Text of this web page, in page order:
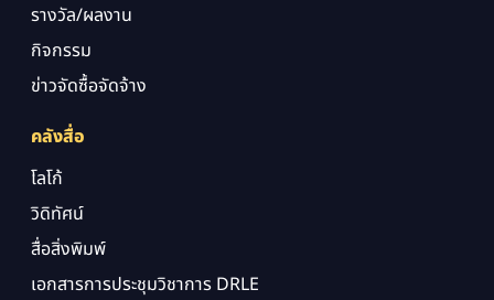
รางวัล/ผลงาน
กิจกรรม
ข่าวจัดซื้อจัดจ้าง
คลังสื่อ
โลโก้
วิดิทัศน์
สื่อสิ่งพิมพ์
เอกสารการประชุมวิชาการ DRLE